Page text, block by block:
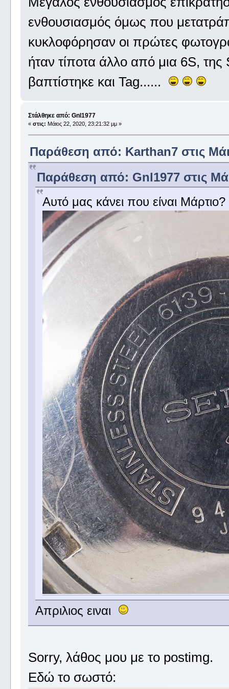
ενθουσιασμός όμως που
κυκλοφόρησαν οι πρώτες
ήταν τίποτα άλλο από μια 6S,
βαπτίστηκε και Tag......
Στάλθηκε από: Gnl1977
« στις: Μάιος 22, 2020, 23:21:32 μμ »
Παράθεση από: Karthan7 στις
Παράθεση από: Gnl1977 στις
Αυτό μας κάνει που είναι Μάρτιο?
Απριλιος ειναι
Sorry, λάθος μου με το postimg.
Εδώ το σωστό: